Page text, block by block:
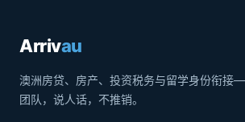
Arrivau
澳洲房贷、房产、投资税务与留学身份衔
团队，说人话，不推销。